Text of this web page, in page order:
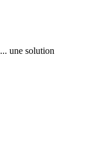
... une solution